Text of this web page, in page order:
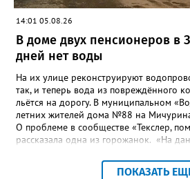
14:01 05.08.26
В доме двух пенсионеров в
дней нет воды
На их улице реконструируют
так, и теперь вода из повреждённого
льётся на дорогу. В муниципальном
летних жителей дома №88 на
О проблеме в сообществе «Текслер,
рассказала одна из горожанок. «На
гл.инженера Шепелева А.Н. из
ПОКАЗАТЬ